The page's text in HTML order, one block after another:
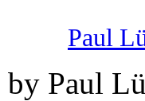
Paul
Paul